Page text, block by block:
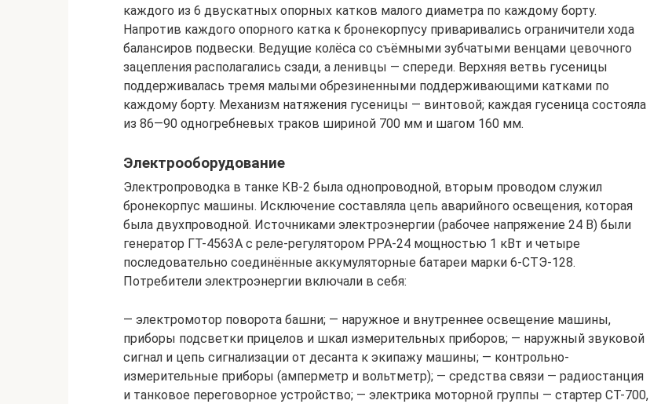
каждого из 6 двускатных опорных катков малого диаметра по каждому борту.
Напротив каждого опорного катка к бронекорпусу приваривались ограничители хода
балансиров подвески. Ведущие колёса со съёмными зубчатыми венцами цевочного
зацепления располагались сзади, а ленивцы — спереди. Верхняя ветвь гусеницы
поддерживалась тремя малыми обрезиненными поддерживающими катками по
каждому борту. Механизм натяжения гусеницы — винтовой; каждая гусеница состояла
из 86—90 одногребневых траков шириной 700 мм и шагом 160 мм.
Электрооборудование
Электропроводка в танке КВ-2 была однопроводной, вторым проводом служил
бронекорпус машины. Исключение составляла цепь аварийного освещения, которая
была двухпроводной. Источниками электроэнергии (рабочее напряжение 24 В) были
генератор ГТ-4563А с реле-регулятором РРА-24 мощностью 1 кВт и четыре
последовательно соединённые аккумуляторные батареи марки 6-СТЭ-128.
Потребители электроэнергии включали в себя:
— электромотор поворота башни; — наружное и внутреннее освещение машины,
приборы подсветки прицелов и шкал измерительных приборов; — наружный звуковой
сигнал и цепь сигнализации от десанта к экипажу машины; — контрольно-
измерительные приборы (амперметр и вольтметр); — средства связи — радиостанция
и танковое переговорное устройство; — электрика моторной группы — стартер СТ-700,